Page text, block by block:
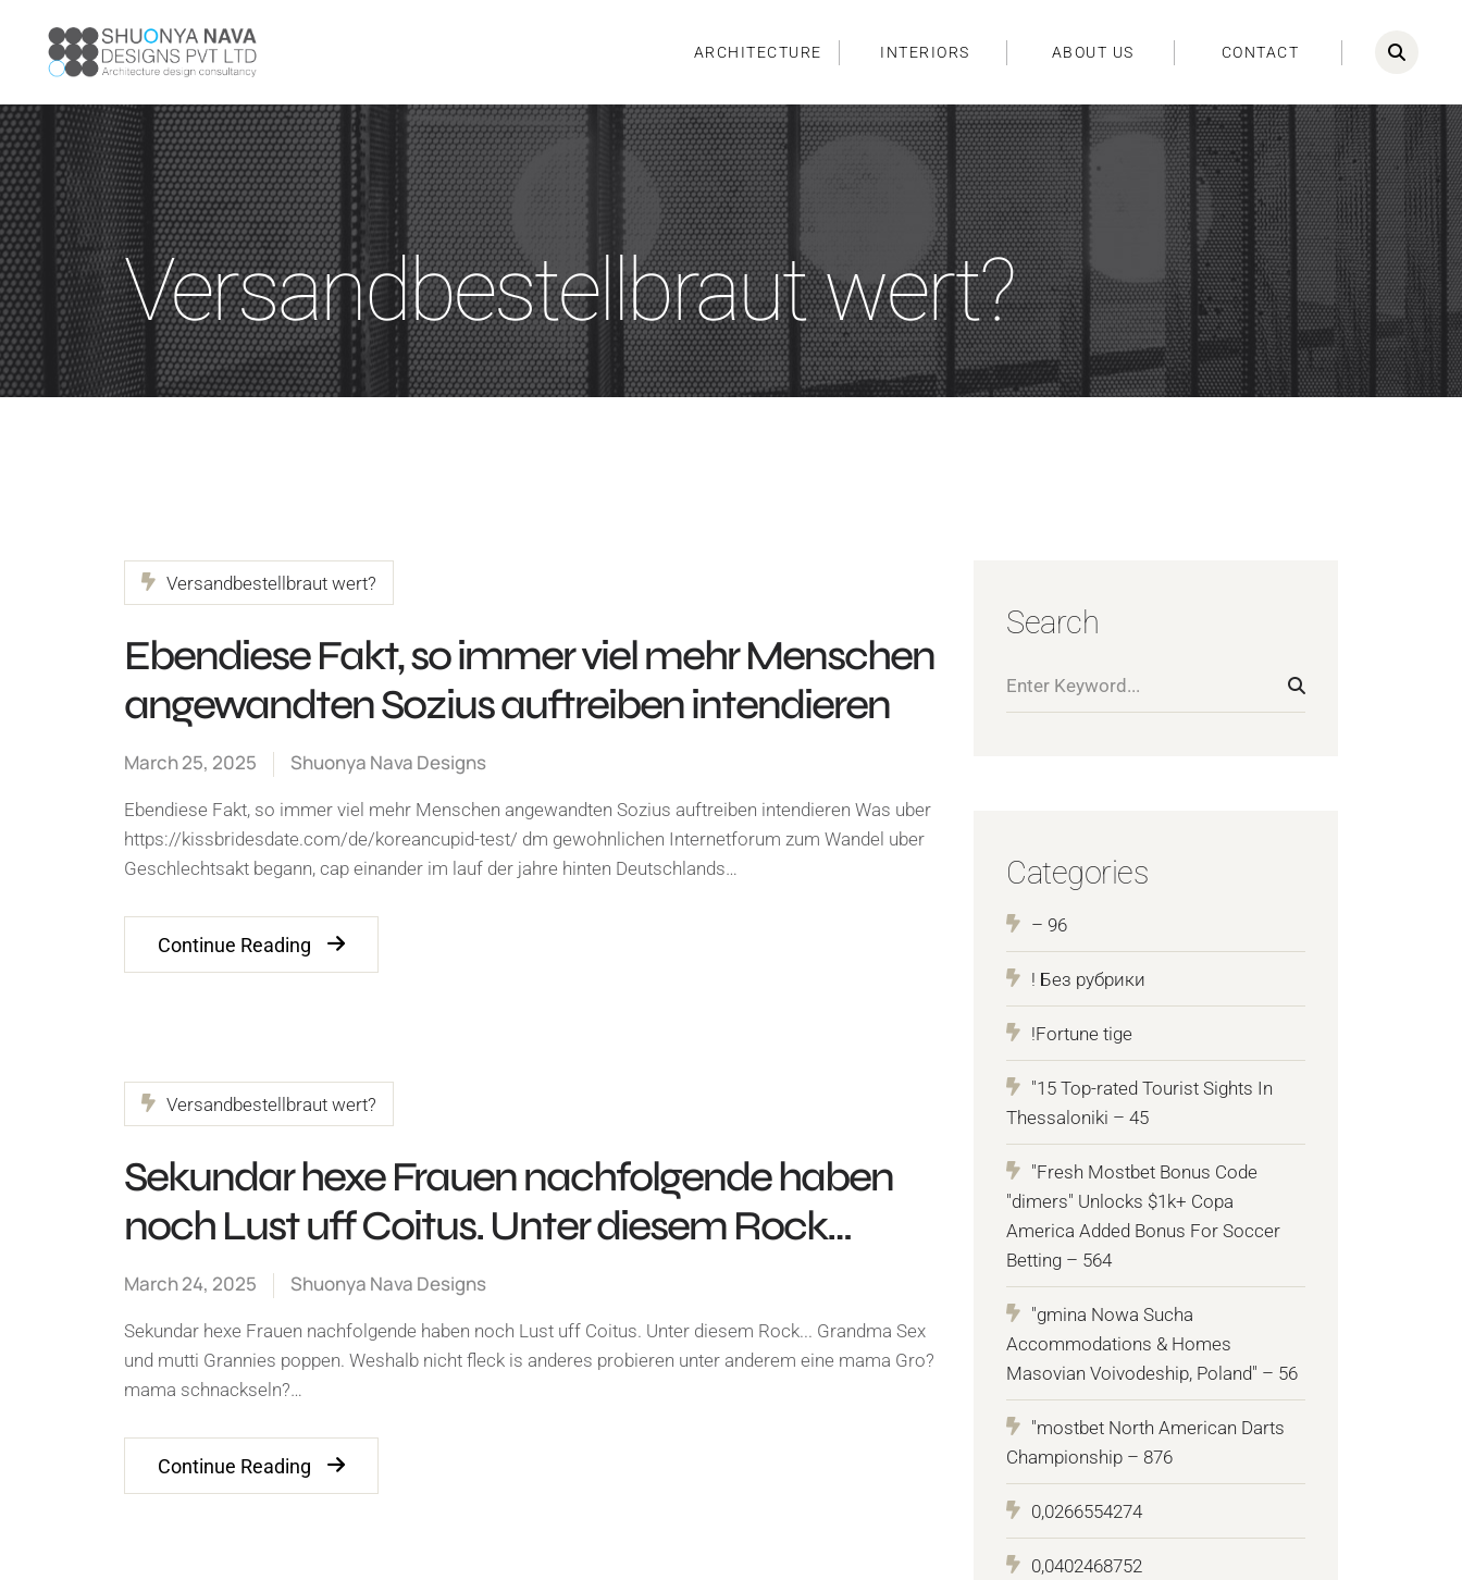
ARCHITECTURE INTERIORS ABOUT US CONTACT
Versandbestellbraut wert?
Versandbestellbraut wert?
Ebendiese Fakt, so immer viel mehr Menschen
angewandten Sozius auftreiben intendieren
March 25, 2025 Shuonya Nava Designs
Ebendiese Fakt, so immer viel mehr Menschen angewandten Sozius auftreiben intendieren Was uber
https://kissbridesdate.com/de/koreancupid-test/ dm gewohnlichen Internetforum zum Wandel uber
Geschlechtsakt begann, cap einander im lauf der jahre hinten Deutschlands…
Continue Reading
Versandbestellbraut wert?
Sekundar hexe Frauen nachfolgende haben
noch Lust uff Coitus. Unter diesem Rock…
March 24, 2025 Shuonya Nava Designs
Sekundar hexe Frauen nachfolgende haben noch Lust uff Coitus. Unter diesem Rock... Grandma Sex
und mutti Grannies poppen. Weshalb nicht fleck is anderes probieren unter anderem eine mama Gro?
mama schnackseln?…
Continue Reading
Search
Categories
– 96
! Без рубрики
!Fortune tige
"15 Top-rated Tourist Sights In
Thessaloniki – 45
"Fresh Mostbet Bonus Code
"dimers" Unlocks $1k+ Copa
America Added Bonus For Soccer
Betting – 564
"gmina Nowa Sucha
Accommodations & Homes
Masovian Voivodeship, Poland" – 56
"mostbet North American Darts
Championship – 876
0,0266554274
0,0402468752